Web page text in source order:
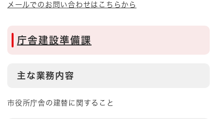
メールでのお問い合わせはこちらから
庁舎建設準備課
主な業務内容
市役所庁舎の建替に関すること